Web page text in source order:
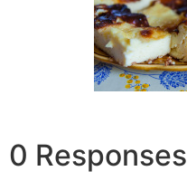
0 Responses